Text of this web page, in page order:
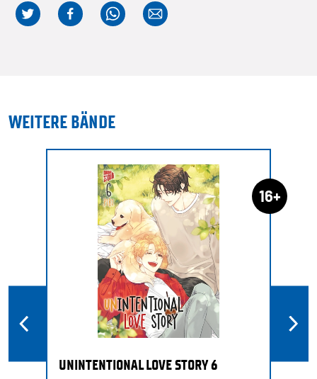
WEITERE BÄNDE
16+
UNINTENTIONAL LOVE STORY 6